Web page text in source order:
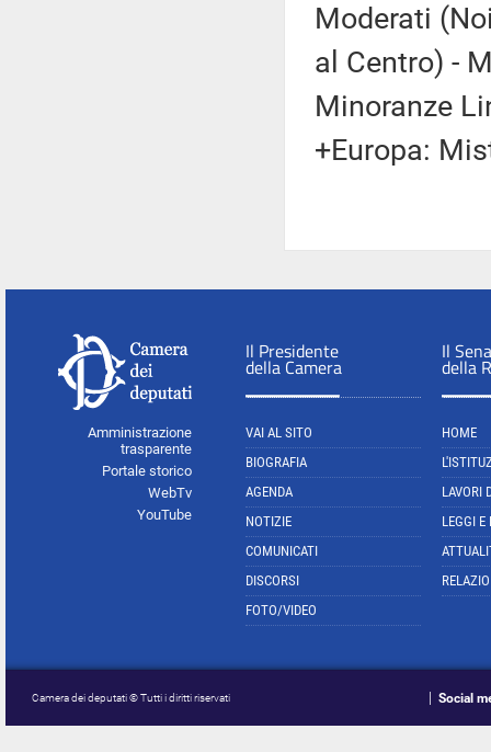
Moderati
al Centro) -
Minoranze
+Europa:
Amministrazione
trasparente
Portale storico
WebTv
YouTube
Il Presidente
della Camera
VAI AL SITO
BIOGRAFIA
AGENDA
NOTIZIE
COMUNICATI
DISCORSI
FOTO/VIDEO
Il
della
HOME
LAVORI
LEGGI E
Camera dei deputati © Tutti i diritti riservati Social